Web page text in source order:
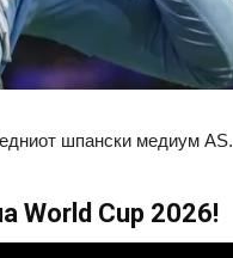
шпански медиум AS.
World Cup 2026!